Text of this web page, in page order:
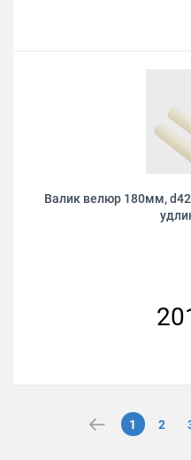
Валик велюр 180мм,
1 2